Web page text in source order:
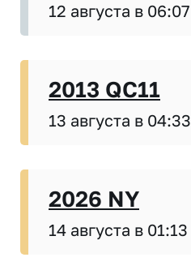
12 августа в 06:07
2013 QC11
13 августа в 04:33
2026 NY
14 августа в 01:13